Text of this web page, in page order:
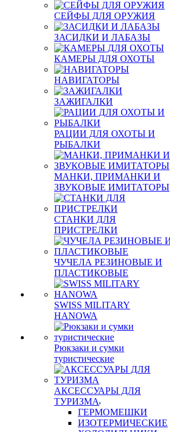
СЕЙФЫ ДЛЯ ОРУЖИЯ
ЗАСИДКИ И ЛАБАЗЫ
КАМЕРЫ ДЛЯ ОХОТЫ
НАВИГАТОРЫ
ЗАЖИГАЛКИ
РАЦИИ ДЛЯ ОХОТЫ И
РЫБАЛКИ
МАНКИ, ПРИМАНКИ И
ЗВУКОВЫЕ ИМИТАТОРЫ
СТАНКИ ДЛЯ
ПРИСТРЕЛКИ
ЧУЧЕЛА РЕЗИНОВЫЕ И
ПЛАСТИКОВЫЕ
SWISS MILITARY
HANOWA
Рюкзаки и сумки
туристические
АКСЕССУАРЫ ДЛЯ
ТУРИЗМА
ГЕРМОМЕШКИ
ИЗОТЕРМИЧЕСКИЕ